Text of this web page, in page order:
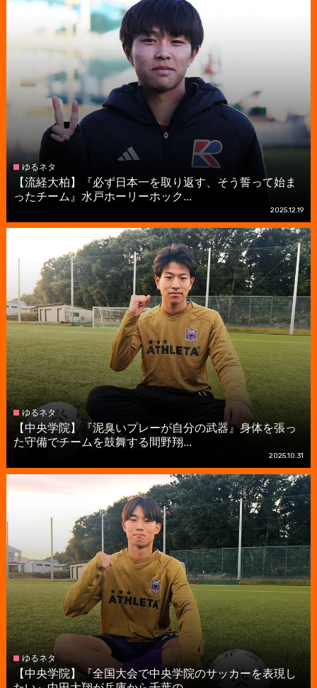
ゆるネタ
【流経大柏】『必ず日本一を取り返す、そう誓って始ま
ったチーム』水戸ホーリーホック...
2025.12.19
ゆるネタ
【中央学院】『泥臭いプレーが自分の武器』身体を張っ
た守備でチームを鼓舞する間野翔...
2025.10.31
ゆるネタ
【中央学院】『全国大会で中央学院のサッカーを表現し